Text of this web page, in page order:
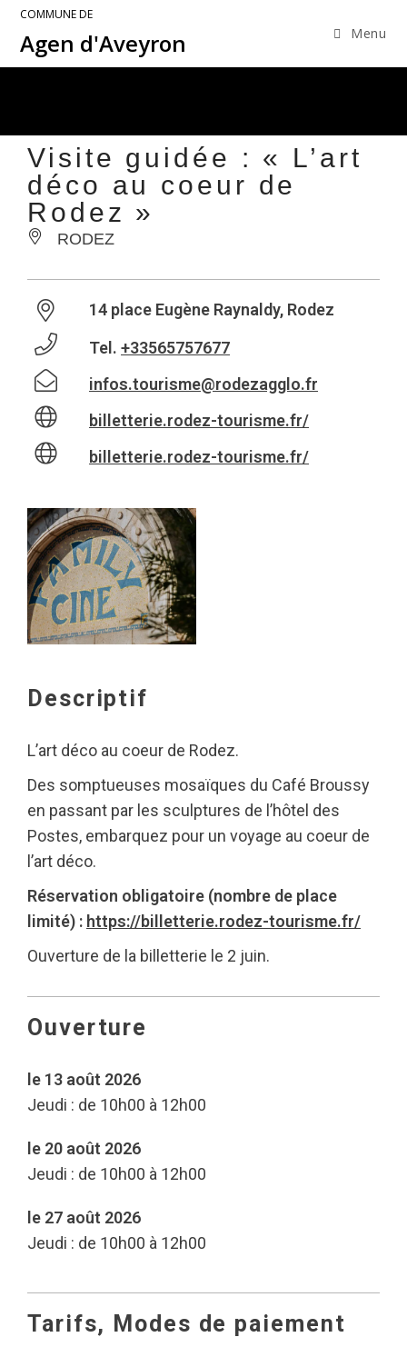
COMMUNE DE
Agen d'Aveyron Menu
Visite guidée : « L’art
déco au coeur de
Rodez »
RODEZ
14 place Eugène Raynaldy, Rodez
Tel. +33565757677
infos.tourisme@rodezagglo.fr
billetterie.rodez-tourisme.fr/
billetterie.rodez-tourisme.fr/
Descriptif
L’art déco au coeur de Rodez.
Des somptueuses mosaïques du Café Broussy
en passant par les sculptures de l’hôtel des
Postes, embarquez pour un voyage au coeur de
l’art déco.
Réservation obligatoire (nombre de place
limité) : https://billetterie.rodez-tourisme.fr/
Ouverture de la billetterie le 2 juin.
Ouverture
le 13 août 2026
Jeudi : de 10h00 à 12h00
le 20 août 2026
Jeudi : de 10h00 à 12h00
le 27 août 2026
Jeudi : de 10h00 à 12h00
Tarifs, Modes de paiement